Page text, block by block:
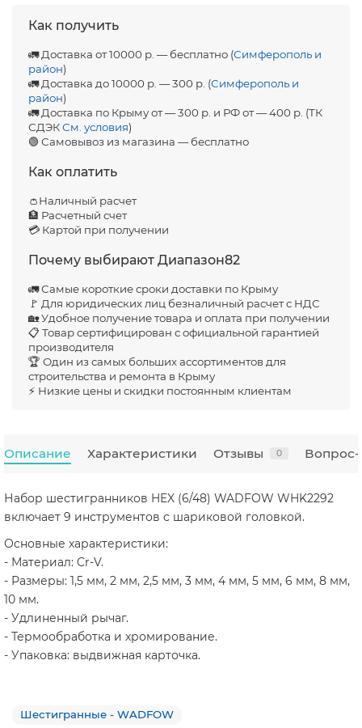
Как получить
🚛 Доставка от 10000 р. — бесплатно (Симферополь и
район)
🚛 Доставка до 10000 р. — 300 р. (Симферополь и
район)
🚛 Доставка по Крыму от — 300 р. и РФ от — 400 р. (ТК
СДЭКСм. условия)
🟢 Самовывоз из магазина — бесплатно
Как оплатить
👛Наличный расчет
🏦 Расчетный счет
💳 Картой при получении
Почему выбирают Диапазон82
🚛 Самые короткие сроки доставки по Крыму
🚩 Для юридических лиц безналичный расчет с НДС
🏡 Удобное получение товара и оплата при получении
📋 Товар сертифицирован с официальной гарантией
производителя
🏆 Один из самых больших ассортиментов для
строительства и ремонта в Крыму
⚡ Низкие цены и скидки постоянным клиентам
Описание Характеристики Отзывы 0 Вопрос-
Набор шестигранников HEX (6/48) WADFOW WHK2292
включает 9 инструментов с шариковой головкой.
Основные характеристики:
- Материал: Cr-V.
- Размеры: 1,5 мм, 2 мм, 2,5 мм, 3 мм, 4 мм, 5 мм, 6 мм, 8 мм,
10 мм.
- Удлиненный рычаг.
- Термообработка и хромирование.
- Упаковка: выдвижная карточка.
Шестигранные - WADFOW